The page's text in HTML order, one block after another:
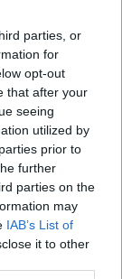
parties, or
for
opt-out
that after your
seeing
utilized by
prior to
further
parties on the
may
IAB’s List of
it to other
EL